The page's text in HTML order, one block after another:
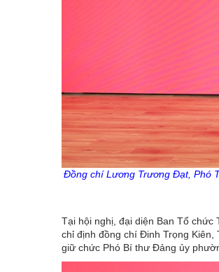
Đồng chí Lương Trương Đạt, Phó
Tại hội nghị, đại diện Ban Tổ
chỉ định đồng chí Đinh Trọng
giữ chức Phó Bí thư Đảng ủy